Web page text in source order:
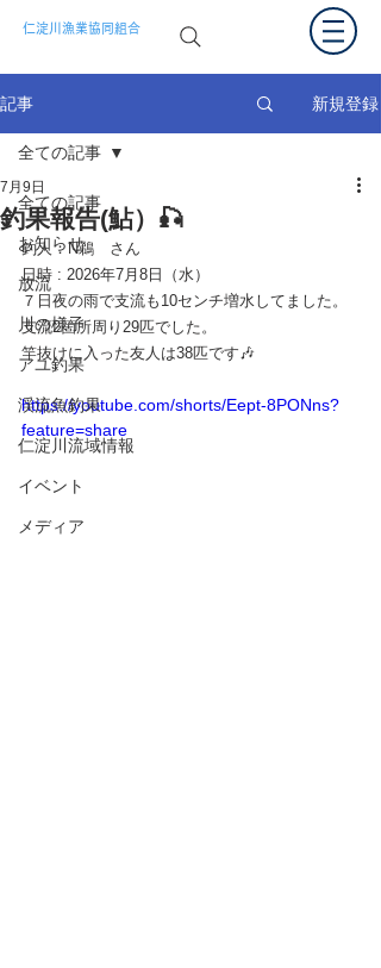
仁淀川漁業協同組合
記事 新規登録
全ての記事
お知らせ
放流
川の様子
アユ釣果
渓流魚釣果
仁淀川流域情報
イベント
メディア
全ての記事
釣果報告(鮎）🎣
7月9日
釣人：N鵜　さん
日時 : 2026年7月8日（水）
７日夜の雨で支流も10センチ増水してました。
支流2箇所周り29匹でした。
竿抜けに入った友人は38匹です🎶
https://youtube.com/shorts/Eept-8PONns?
feature=share